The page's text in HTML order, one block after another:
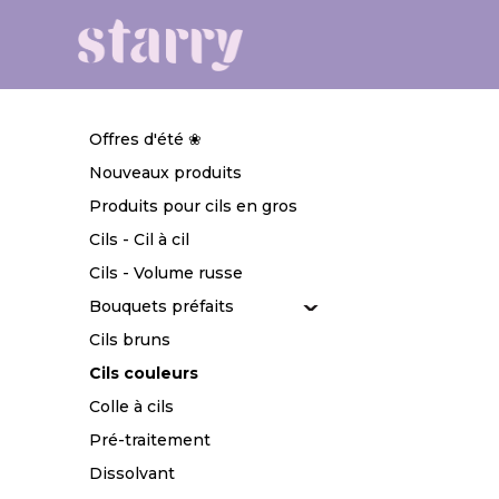
Offres d'été ❀
Nouveaux produits
Produits pour cils en gros
Cils - Cil à cil
Cils - Volume russe
Bouquets préfaits
Cils bruns
Cils couleurs
Colle à cils
Pré-traitement
Dissolvant